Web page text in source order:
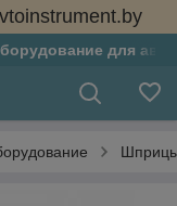
для
Шприцы